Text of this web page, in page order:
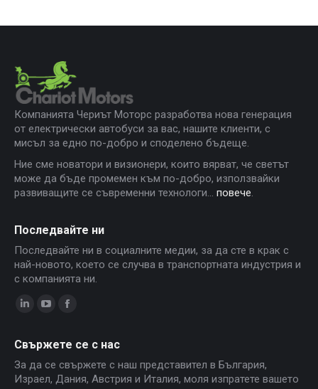
Компанията Чериът Моторс разработва нова генерация
от електрически автобуси за вас, нашите клиенти, с
мисъл за едно по-добро и споделено бъдеще.
Ние сме новатори и визионери, които вярват, че светът
може да бъде промемен към по-добро, използвайки
развиващите се съвременни технологи... повече.
Последвайте ни
Последвайте ни в социалните медии, за да сте в крак с
най-новото, което се случва в транспортната индустрия и
с компанията ни.
opens
in
new
YouTube
opens
in
new
Facebook
opens
in
new
Свържете се с нас
За да се свържете с наш представител в България,
Израел, Дания, Австрия и Италия, моля изпратете вашето